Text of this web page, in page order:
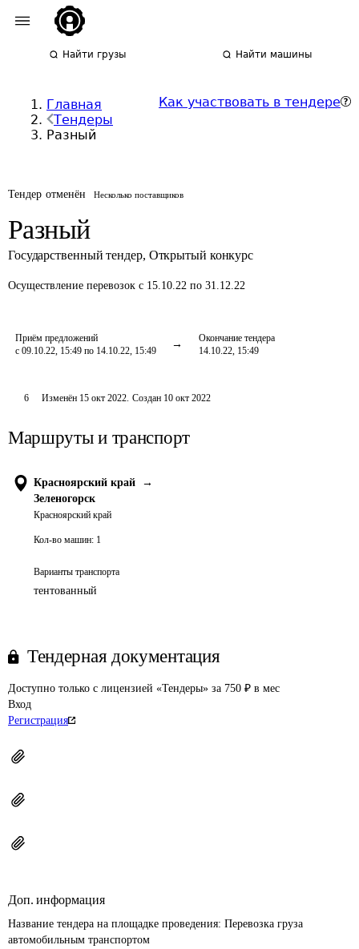
Найти грузы Найти машины
Главная
Тендеры
Разный
Как участвовать в тендере
Тендер отменён Несколько поставщиков
Разный
Государственный тендер, Открытый конкурс
Осуществление перевозок с 15.10.22 по 31.12.22
Приём предложений
с 09.10.22, 15:49 по 14.10.22, 15:49
Окончание тендера
14.10.22, 15:49
6 Изменён 15 окт 2022. Создан 10 окт 2022
Маршруты и транспорт
Красноярский край
→
Зеленогорск
Красноярский край
Кол-во машин: 1
Варианты транспорта
тентованный
Тендерная документация
Доступно только с лицензией «Тендеры» за 750 ₽ в мес
Вход
Регистрация
Доп. информация
Название тендера на площадке проведения: Перевозка груза
автомобильным транспортом